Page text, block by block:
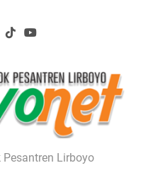
Pesantren Lirboyo